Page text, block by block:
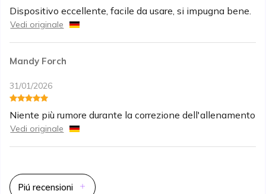
Dispositivo eccellente, facile da usare, si impugna bene.
Vedi originale
Mandy Forch
31/01/2026
Niente più rumore durante la correzione dell'allenamento
Vedi originale
Piú recensioni